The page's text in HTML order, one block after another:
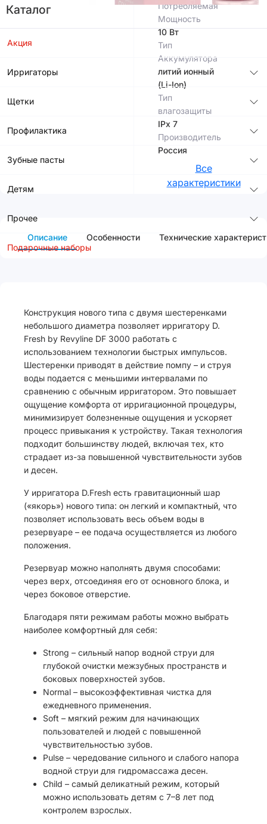
Каталог
Акция
Ирригаторы
Щетки
Профилактика
Зубные пасты
Детям
Прочее
Подарочные наборы
Потребляемая
Мощность
10 Вт
Тип
Аккумулятора
литий ионный
(Li-Ion)
Тип
влагозащиты
IPx 7
Производитель
Россия
Все
характеристики
Описание Особенности Технические
Конструкция нового типа с двумя шестеренками
небольшого диаметра позволяет ирригатору D.
Fresh by Revyline DF 3000 работать с
использованием технологии быстрых импульсов.
Шестеренки приводят в действие помпу – и струя
воды подается с меньшими интервалами по
сравнению с обычным ирригатором. Это повышает
ощущение комфорта от ирригационной процедуры,
минимизирует болезненные ощущения и ускоряет
процесс привыкания к устройству. Такая технология
подходит большинству людей, включая тех, кто
страдает из-за повышенной чувствительности зубов
и десен.
У ирригатора D.Fresh есть гравитационный шар
(«якорь») нового типа: он легкий и компактный, что
позволяет использовать весь объем воды в
резервуаре – ее подача осуществляется из любого
положения.
Резервуар можно наполнять двумя способами:
через верх, отсоединяя его от основного блока, и
через боковое отверстие.
Благодаря пяти режимам работы можно выбрать
наиболее комфортный для себя:
Strong – сильный напор водной струи для
глубокой очистки межзубных пространств и
боковых поверхностей зубов.
Normal – высокоэффективная чистка для
ежедневного применения.
Soft – мягкий режим для начинающих
пользователей и людей с повышенной
чувствительностью зубов.
Pulse – чередование сильного и слабого напора
водной струи для гидромассажа десен.
Child – самый деликатный режим, который
можно использовать детям с 7–8 лет под
контролем взрослых.